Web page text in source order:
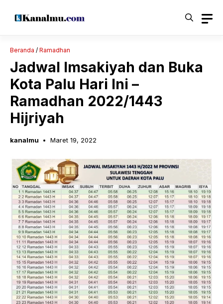
Beranda / Ramadhan
Jadwal Imsakiyah dan Buka
Kota Palu Hari Ini –
Ramadhan 2022/1443
Hijriyah
kanalmu Maret 19, 2022